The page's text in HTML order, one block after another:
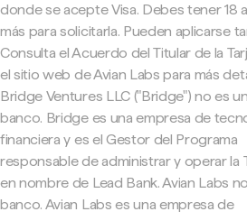
donde se acepte Visa. Debes tener 18
más para solicitarla. Pueden aplicarse
Consulta el Acuerdo del Titular de la
el sitio web de Avian Labs para más
Bridge Ventures LLC ("Bridge") no es un
banco. Bridge es una empresa de
financiera y es el Gestor del Programa
responsable de administrar y operar la
en nombre de Lead Bank. Avian Labs
banco. Avian Labs es una empresa de